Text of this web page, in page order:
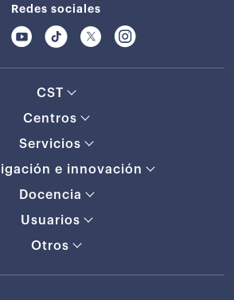
Redes sociales
CST
Centros
Servicios
e innovación
Docencia
Usuarios
Otros